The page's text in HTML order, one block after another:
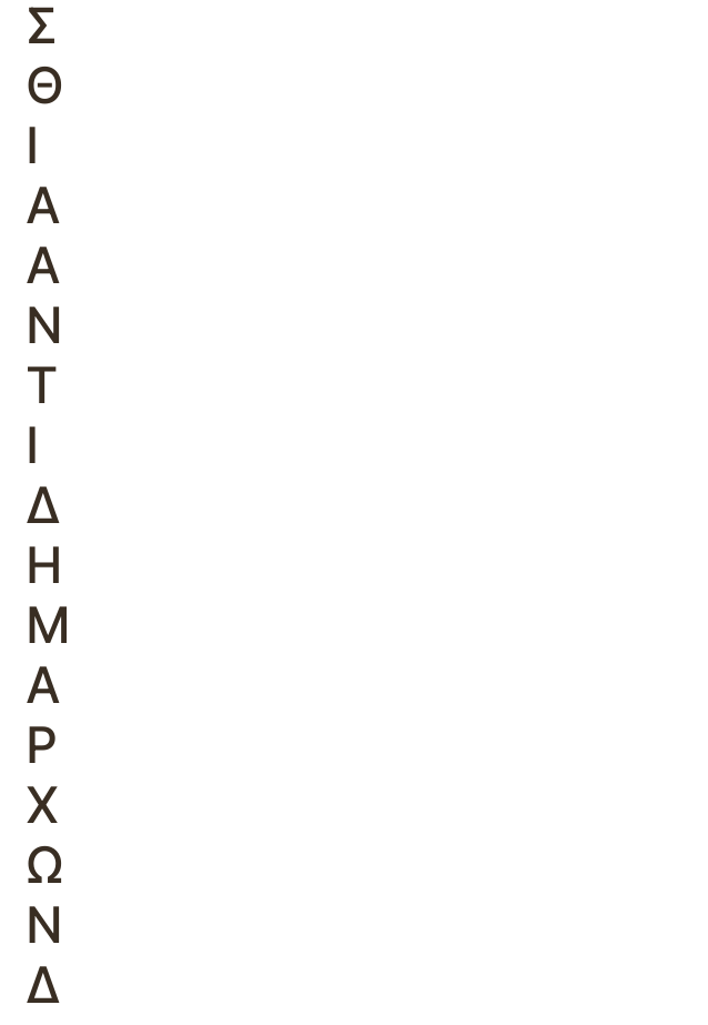
Σ
Θ
Ι
Α
Α
Ν
Τ
Ι
Δ
Η
Μ
Α
Ρ
Χ
Ω
Ν
Δ